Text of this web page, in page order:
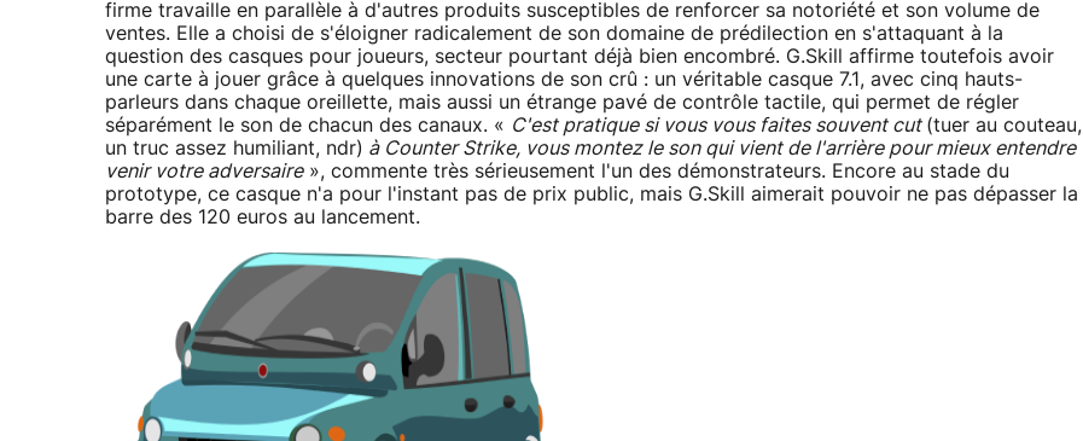
firme travaille en parallèle à d'autres produits susceptibles de renforcer sa notoriété et son volume de
ventes. Elle a choisi de s'éloigner radicalement de son domaine de prédilection en s'attaquant à la
question des casques pour joueurs, secteur pourtant déjà bien encombré. G.Skill affirme toutefois avoir
une carte à jouer grâce à quelques innovations de son crû : un véritable casque 7.1, avec cinq hauts-
parleurs dans chaque oreillette, mais aussi un étrange pavé de contrôle tactile, qui permet de régler
séparément le son de chacun des canaux. « C'est pratique si vous vous faites souvent cut (tuer au couteau,
un truc assez humiliant, ndr) à Counter Strike, vous montez le son qui vient de l'arrière pour mieux entendre
venir votre adversaire», commente très sérieusement l'un des démonstrateurs. Encore au stade du
prototype, ce casque n'a pour l'instant pas de prix public, mais G.Skill aimerait pouvoir ne pas dépasser la
barre des 120 euros au lancement.